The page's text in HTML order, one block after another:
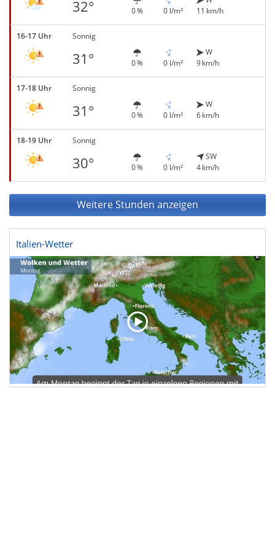
32° 0 % 0 l/m²
11 km/h
16-17 Uhr Sonnig
31° 0 % 0 l/m²
W
9 km/h
17-18 Uhr Sonnig
31° 0 % 0 l/m²
W
6 km/h
18-19 Uhr Sonnig
30° 0 % 0 l/m²
SW
4 km/h
Weitere Stunden anzeigen
Italien-Wetter